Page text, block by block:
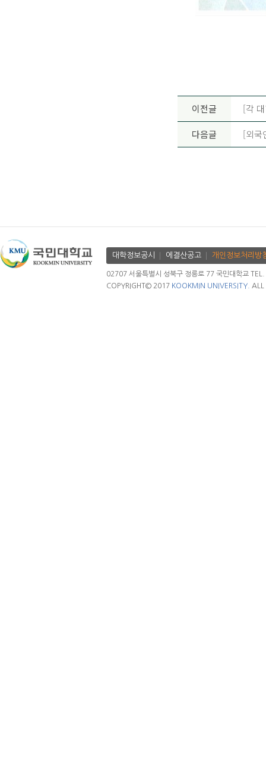
이전글 [각
다음글 [외국
대학정보공시 에결산공고 개인정보처리방
02707 서울특별시 성북구 정릉로 77 국민대학교
COPYRIGHT© 2017 KOOKMIN UNIVERSITY. ALL